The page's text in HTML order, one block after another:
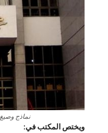
نماذج
ويختص المكتب في: